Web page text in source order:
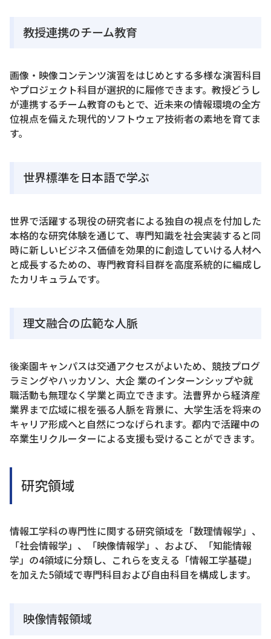
教授連携のチーム教育
画像・映像コンテンツ演習をはじめとする多様な演習科目
やプロジェクト科目が選択的に履修できます。教授どうし
が連携するチーム教育のもとで、近未来の情報環境の全方
位視点を備えた現代的ソフトウェア技術者の素地を育てま
す。
世界標準を日本語で学ぶ
世界で活躍する現役の研究者による独自の視点を付加した
本格的な研究体験を通じて、専門知識を社会実装すると同
時に新しいビジネス価値を効果的に創造していける人材へ
と成長するための、専門教育科目群を高度系統的に編成し
たカリキュラムです。
理文融合の広範な人脈
後楽園キャンパスは交通アクセスがよいため、競技プログ
ラミングやハッカソン、大企 業のインターンシップや就
職活動も無理なく学業と両立できます。法曹界から経済産
業界まで広域に根を張る人脈を背景に、大学生活を将来の
キャリア形成へと自然につなげられます。都内で活躍中の
卒業生リクルーターによる支援も受けることができます。
研究領域
情報工学科の専門性に関する研究領域を「数理情報学」、
「社会情報学」、「映像情報学」、および、「知能情報
学」の4領域に分類し、これらを支える「情報工学基礎」
を加えた5領域で専門科目および自由科目を構成します。
映像情報領域